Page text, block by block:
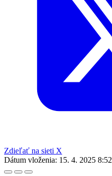
Zdieľať na sieti X
Dátum vloženia: 15. 4. 2025 8:52